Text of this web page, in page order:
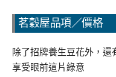
茗穀屋品項／價格
除了招牌養生豆花外，還
享受眼前這片綠意